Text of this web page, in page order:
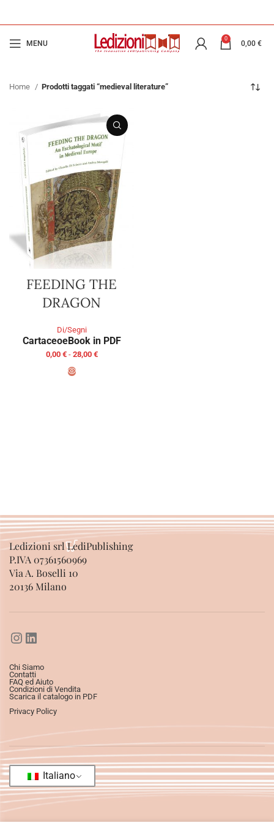
MENU
0
0,00 €
Home Prodotti taggati “medieval literature”
FEEDING THE
DRAGON
Di/Segni
CartaceoeBook in PDF
0,00 € - 28,00 €
Ledizioni srl LediPublishing
P.IVA 07361560969
Via A. Boselli 10
20136 Milano
Chi Siamo
Contatti
FAQ ed Aiuto
Condizioni di Vendita
Scarica il catalogo in PDF
Privacy Policy
Italiano